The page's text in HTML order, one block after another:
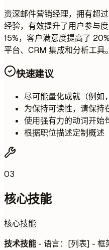
资深邮件营销经理，拥有超
经验，有效提升了用户参与
15%，客户满意度提高了
平台、CRM 集成和分析工具。
快速建议
尽可能量化成就（例如
为保持可读性，请保持
使用强有力的动词开始
根据职位描述定制概述
03
核心技能
核心技能
技术技能 - 语言：[列表] - 框